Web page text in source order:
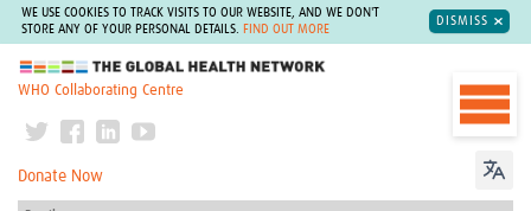
WE USE COOKIES TO TRACK VISITS TO OUR WEBSITE, AND WE DON'T
STORE ANY OF YOUR PERSONAL DETAILS.
FIND OUT MORE
DISMISS
The Global Health Network
WHO Collaborating Centre
Donate Now